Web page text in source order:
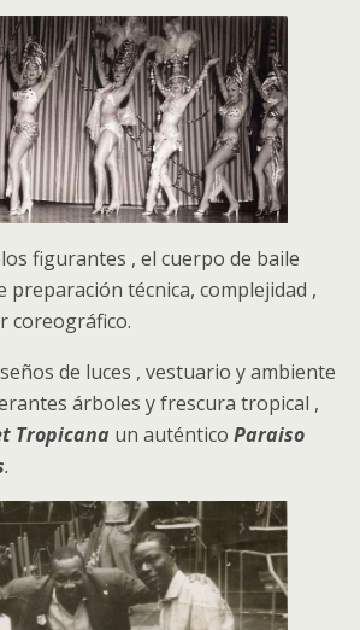
figurantes , el cuerpo de baile
preparación técnica, complejidad ,
coreográfico.
de luces , vestuario y ambiente
árboles y frescura tropical ,
Tropicana un auténtico Paraiso
.